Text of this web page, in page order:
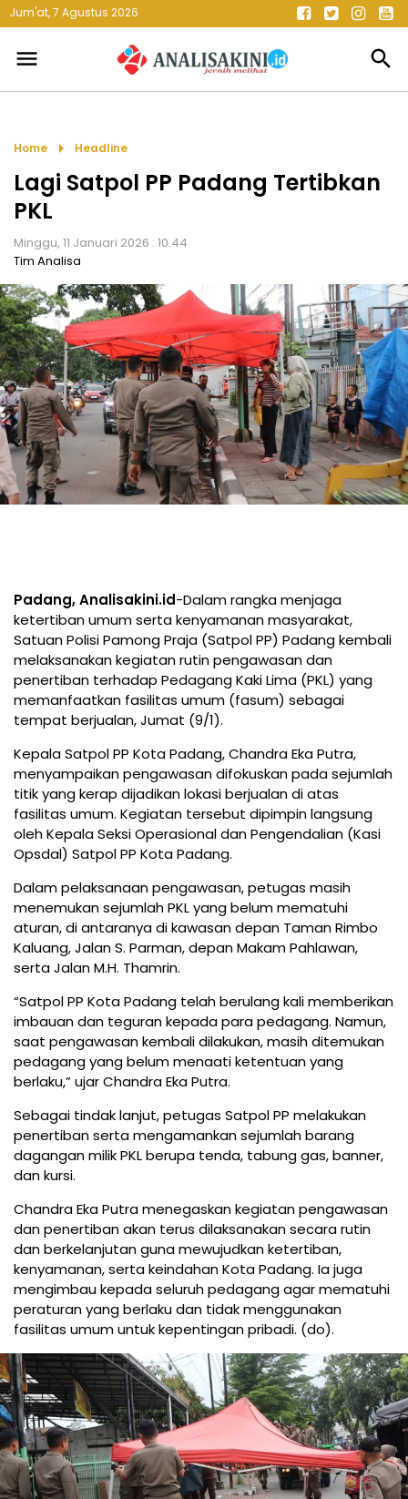
Jum'at, 7 Agustus 2026
menu search
Home arrow_right Headline
Lagi Satpol PP Padang Tertibkan
PKL
Minggu, 11 Januari 2026 : 10.44
Tim Analisa
Padang, Analisakini.id-Dalam rangka menjaga
ketertiban umum serta kenyamanan masyarakat,
Satuan Polisi Pamong Praja (Satpol PP) Padang kembali
melaksanakan kegiatan rutin pengawasan dan
penertiban terhadap Pedagang Kaki Lima (PKL) yang
memanfaatkan fasilitas umum (fasum) sebagai
tempat berjualan, Jumat (9/1).
Kepala Satpol PP Kota Padang, Chandra Eka Putra,
menyampaikan pengawasan difokuskan pada sejumlah
titik yang kerap dijadikan lokasi berjualan di atas
fasilitas umum. Kegiatan tersebut dipimpin langsung
oleh Kepala Seksi Operasional dan Pengendalian (Kasi
Opsdal) Satpol PP Kota Padang.
Dalam pelaksanaan pengawasan, petugas masih
menemukan sejumlah PKL yang belum mematuhi
aturan, di antaranya di kawasan depan Taman Rimbo
Kaluang, Jalan S. Parman, depan Makam Pahlawan,
serta Jalan M.H. Thamrin.
“Satpol PP Kota Padang telah berulang kali memberikan
imbauan dan teguran kepada para pedagang. Namun,
saat pengawasan kembali dilakukan, masih ditemukan
pedagang yang belum menaati ketentuan yang
berlaku,” ujar Chandra Eka Putra.
Sebagai tindak lanjut, petugas Satpol PP melakukan
penertiban serta mengamankan sejumlah barang
dagangan milik PKL berupa tenda, tabung gas, banner,
dan kursi.
Chandra Eka Putra menegaskan kegiatan pengawasan
dan penertiban akan terus dilaksanakan secara rutin
dan berkelanjutan guna mewujudkan ketertiban,
kenyamanan, serta keindahan Kota Padang. Ia juga
mengimbau kepada seluruh pedagang agar mematuhi
peraturan yang berlaku dan tidak menggunakan
fasilitas umum untuk kepentingan pribadi. (do).